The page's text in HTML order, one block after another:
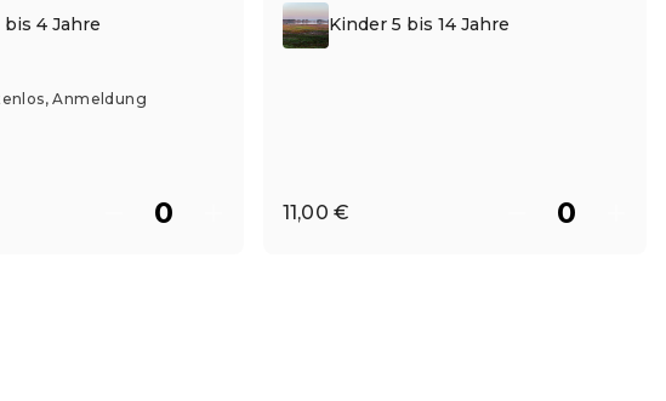
4 Jahre
Anmeldung
Kinder 5 bis 14 Jahre
11,00 €